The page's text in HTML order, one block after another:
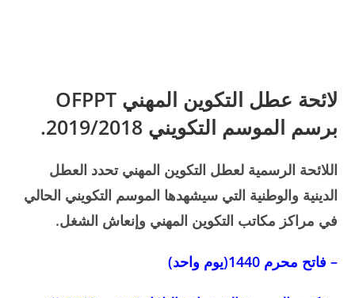
لائحة عطل التكوين المهني OFPPT
برسم الموسم التكويني 2019/2018.
اللائحة الرسمية لعطل التكوين المهني تحدد العطل
الدينية والوطنية التي سيشهدها الموسم التكويني الحالي
في مراكز مكاتب التكوين المهني وإنعاش الشغل.
– فاتح محرم 1440(يوم واحد)